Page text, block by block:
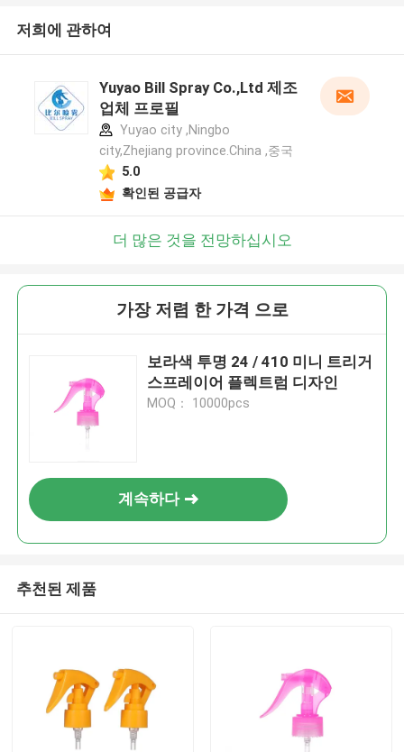
저희에 관하여
Yuyao Bill Spray Co.,Ltd 제조
업체 프로필
Yuyao city ,Ningbo
city,Zhejiang province.China ,중국
5.0
확인된 공급자
더 많은 것을 전망하십시오
가장 저렴 한 가격 으로
보라색 투명 24 / 410 미니 트리거
스프레이어 플렉트럼 디자인
MOQ： 10000pcs
계속하다
추천된 제품